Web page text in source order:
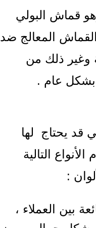
قماش البولي
المعالج ضد
وغير ذلك من
بشكل عام .
قد يحتاج لها
التالية
:
بين العملاء ،